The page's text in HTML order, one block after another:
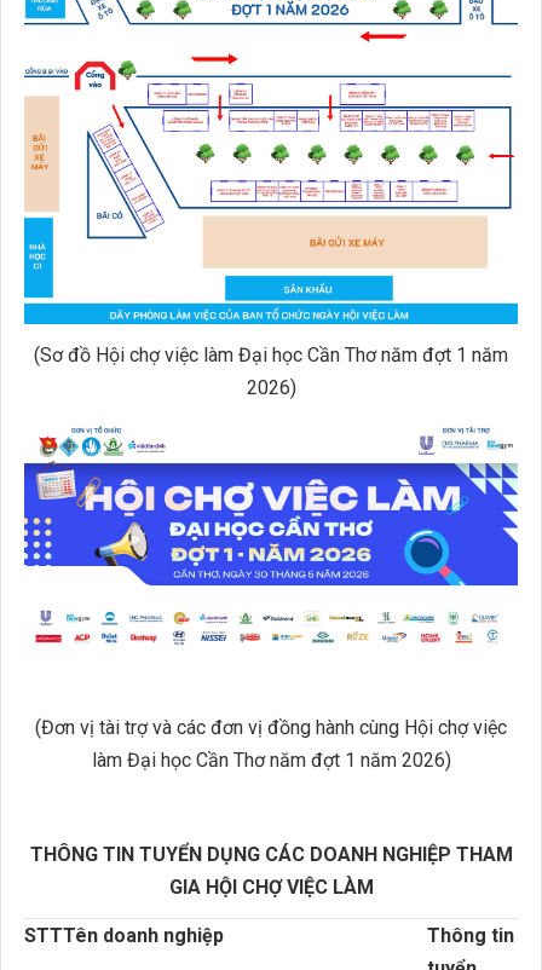
(Sơ đồ Hội chợ việc làm Đại học Cần Thơ năm đợt 1 năm
2026)
(Đơn vị tài trợ và các đơn vị đồng hành cùng Hội chợ việc
làm Đại học Cần Thơ năm đợt 1 năm 2026)
THÔNG TIN TUYỂN DỤNG CÁC DOANH NGHIỆP THAM
GIA HỘI CHỢ VIỆC LÀM
STTTên doanh nghiệp
Thông tin